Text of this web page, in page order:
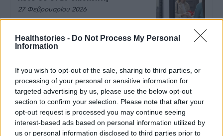
Healthstories - Do Not Process My Personal
Information
If you wish to opt-out of the sale, sharing to third parties, or
processing of your personal or sensitive information for
targeted advertising by us, please use the below opt-out
section to confirm your selection. Please note that after your
opt-out request is processed you may continue seeing
interest-based ads based on personal information utilized by
us or personal information disclosed to third parties prior to
27 Φεβρουαρίου 2026
την υποστήριξη της Be-Live
27 Φεβρουαρίου 2026
Μεταπροπονητική πείνα: Ο λόγος
που θέλεις να καταβροχθίσεις τα
πάντα μετά την άσκηση